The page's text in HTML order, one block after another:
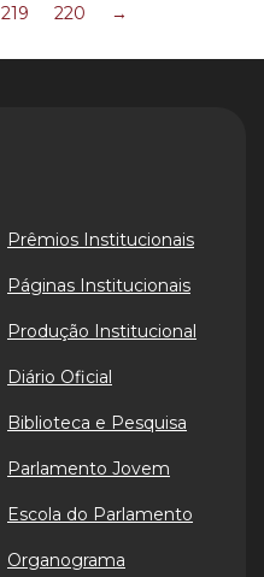
219 220 →
Prêmios Institucionais
Páginas Institucionais
Produção Institucional
Diário Oficial
Biblioteca e Pesquisa
Parlamento Jovem
Escola do Parlamento
Organograma